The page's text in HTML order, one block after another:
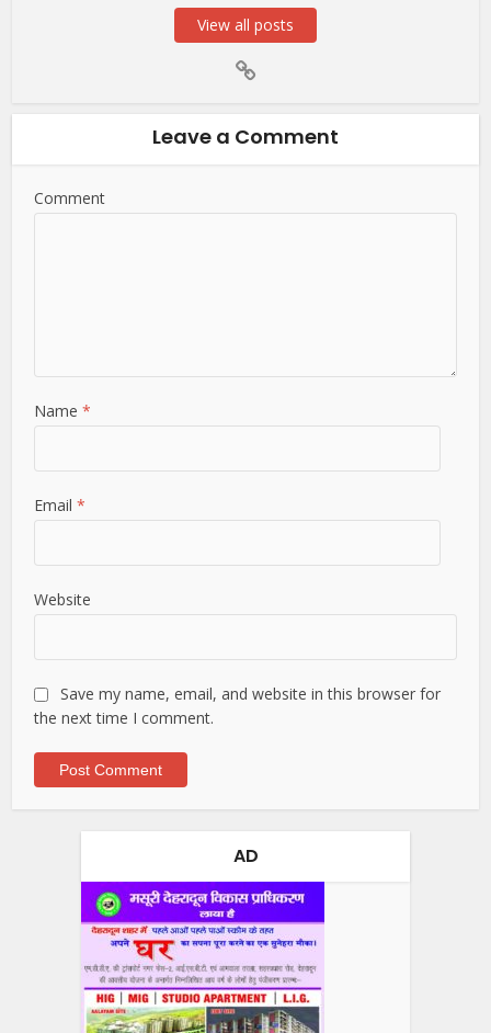
View all posts
Leave a Comment
Comment
Name*
Email*
Website
Save my name, email, and website in this browser for
the next time I comment.
AD